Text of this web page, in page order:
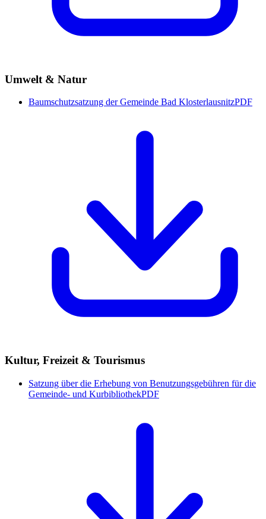
Umwelt & Natur
Baumschutzsatzung der Gemeinde Bad KlosterlausnitzPDF
Kultur, Freizeit & Tourismus
Satzung über die Erhebung von Benutzungsgebühren für die
Gemeinde- und KurbibliothekPDF